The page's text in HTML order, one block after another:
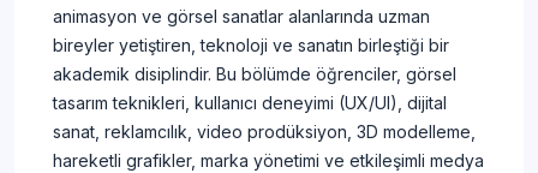
animasyon ve görsel sanatlar alanlarında uzman
bireyler yetiştiren, teknoloji ve sanatın birleştiği bir
akademik disiplindir. Bu bölümde öğrenciler, görsel
tasarım teknikleri, kullanıcı deneyimi (UX/UI), dijital
sanat, reklamcılık, video prodüksiyon, 3D modelleme,
hareketli grafikler, marka yönetimi ve etkileşimli medya